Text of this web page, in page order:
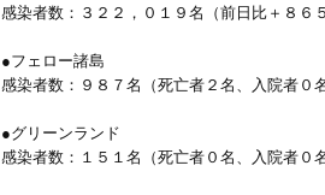
感染者数：３２２，０１９名（前日比＋８６
●フェロー諸島
感染者数：９８７名（死亡者２名、入院者０
●グリーンランド
感染者数：１５１名（死亡者０名、入院者０